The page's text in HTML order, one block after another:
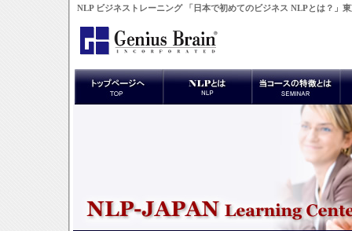
NLP ビジネストレーニング 「日本で初めてのビジネス NLPとは？」